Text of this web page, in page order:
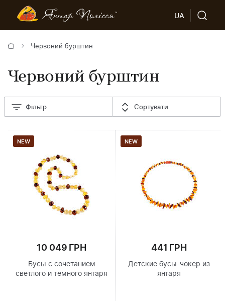
UA
Червоний бурштин
Червоний бурштин
Фільтр Сортувати
NEW
10 049 ГРН
Бусы с сочетанием
светлого и темного янтаря
NEW
441 ГРН
Детские бусы-чокер из
янтаря